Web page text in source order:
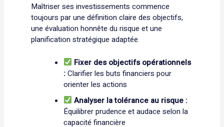
Maîtriser ses investissements commence
toujours par une définition claire des objectifs,
une évaluation honnête du risque et une
planification stratégique adaptée.
Fixer des objectifs opérationnels
:Clarifier les buts financiers pour
orienter les actions
Analyser la tolérance au risque :
Équilibrer prudence et audace selon la
capacité financière